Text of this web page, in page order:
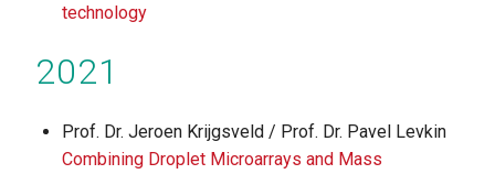
technology
2021
Prof. Dr. Jeroen Krijgsveld / Prof. Dr. Pavel Levkin
Combining Droplet Microarrays and Mass